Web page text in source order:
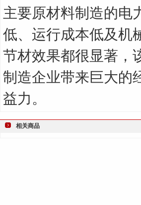
主要原材料制造的电
低、运行成本低及机
节材效果都很显著，
制造企业带来巨大的
益力。
相关商品